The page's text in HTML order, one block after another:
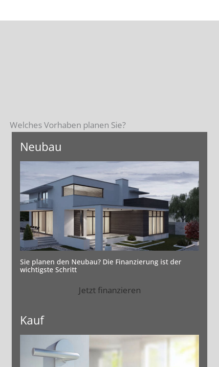
Welches Vorhaben planen Sie?
Neubau
Sie planen den Neubau? Die Finanzierung ist der
wichtigste Schritt
Jetzt finanzieren
Kauf